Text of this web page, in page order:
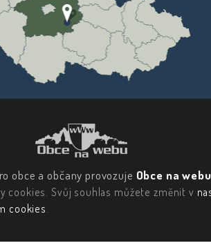
obce a občany provozuje Obce na
cookies. Svůj souhlas můžete změnit v
cookies